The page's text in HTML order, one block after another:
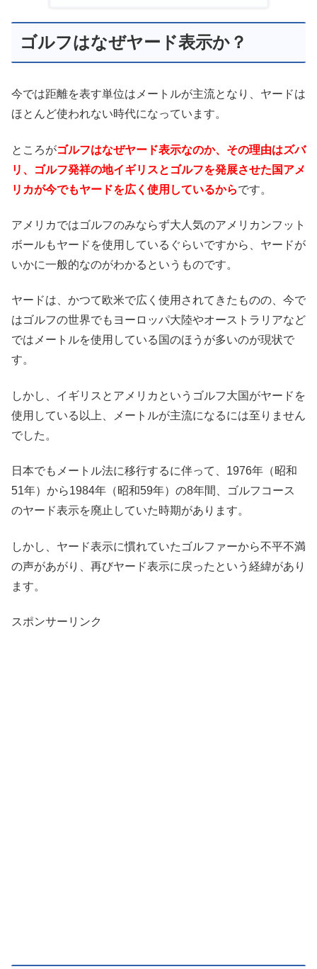
ゴルフはなぜヤード表示か？
今では距離を表す単位はメートルが主流となり、ヤードは
ほとんど使われない時代になっています。
ところがゴルフはなぜヤード表示なのか、その理由はズバ
リ、ゴルフ発祥の地イギリスとゴルフを発展させた国アメ
リカが今でもヤードを広く使用しているからです。
アメリカではゴルフのみならず大人気のアメリカンフット
ボールもヤードを使用しているぐらいですから、ヤードが
いかに一般的なのがわかるというものです。
ヤードは、かつて欧米で広く使用されてきたものの、今で
はゴルフの世界でもヨーロッパ大陸やオーストラリアなど
ではメートルを使用している国のほうが多いのが現状で
す。
しかし、イギリスとアメリカというゴルフ大国がヤードを
使用している以上、メートルが主流になるには至りません
でした。
日本でもメートル法に移行するに伴って、1976年（昭和
51年）から1984年（昭和59年）の8年間、ゴルフコース
のヤード表示を廃止していた時期があります。
しかし、ヤード表示に慣れていたゴルファーから不平不満
の声があがり、再びヤード表示に戻ったという経緯があり
ます。
スポンサーリンク